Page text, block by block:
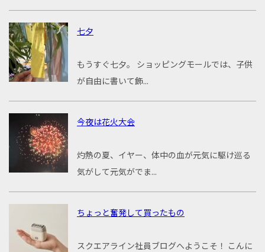
七夕
もうすぐ七夕。 ショッピングモールでは、子供
が自由に書いて飾...
今夜は花火大会
灼熱の夏、イヤー、体中の血が元気に駆け巡る
気がして元気がでま...
ちょっと奮発して買ったもの
スクエアライン社員ブログへようこそ！ こんに